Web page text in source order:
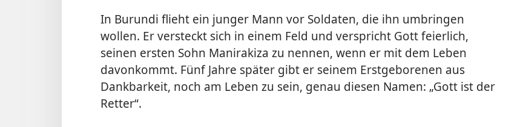
In Burundi flieht ein junger Mann vor Soldaten, die ihn umbringen
wollen. Er versteckt sich in einem Feld und verspricht Gott feierlich,
seinen ersten Sohn Manirakiza zu nennen, wenn er mit dem Leben
davonkommt. Fünf Jahre später gibt er seinem Erstgeborenen aus
Dankbarkeit, noch am Leben zu sein, genau diesen Namen: „Gott ist der
Retter“.